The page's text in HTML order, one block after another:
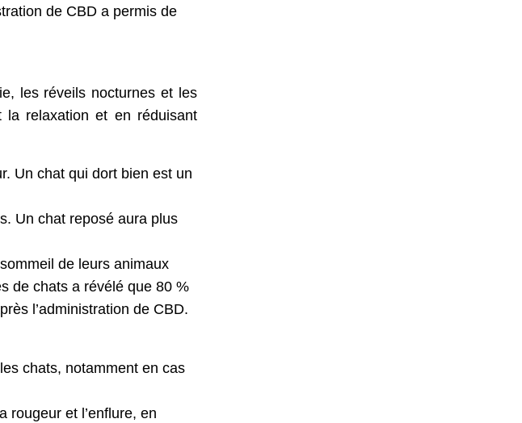
de CBD a permis de
les réveils nocturnes et les
la relaxation et en réduisant
Un chat qui dort bien est un
Un chat reposé aura plus
de leurs animaux
de chats a révélé que 80 %
l’administration de CBD.
chats, notamment en cas
rougeur et l’enflure, en